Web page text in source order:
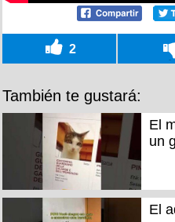
2
También te gustará:
El
un
El